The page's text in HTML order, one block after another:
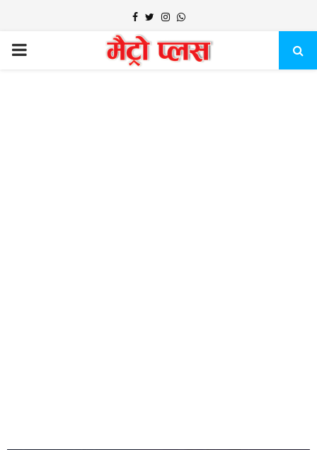
Facebook
TwitterInstagram
Whatsapp
PRIMARY